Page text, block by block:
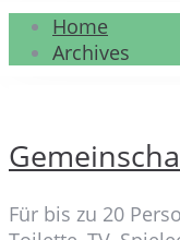
Home
Archives
Für bis zu 20